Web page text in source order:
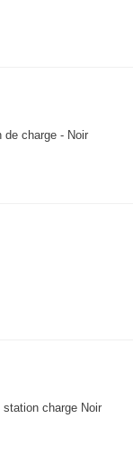
charge - Noir
charge Noir